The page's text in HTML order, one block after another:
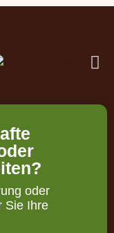
oder
Sie Ihre